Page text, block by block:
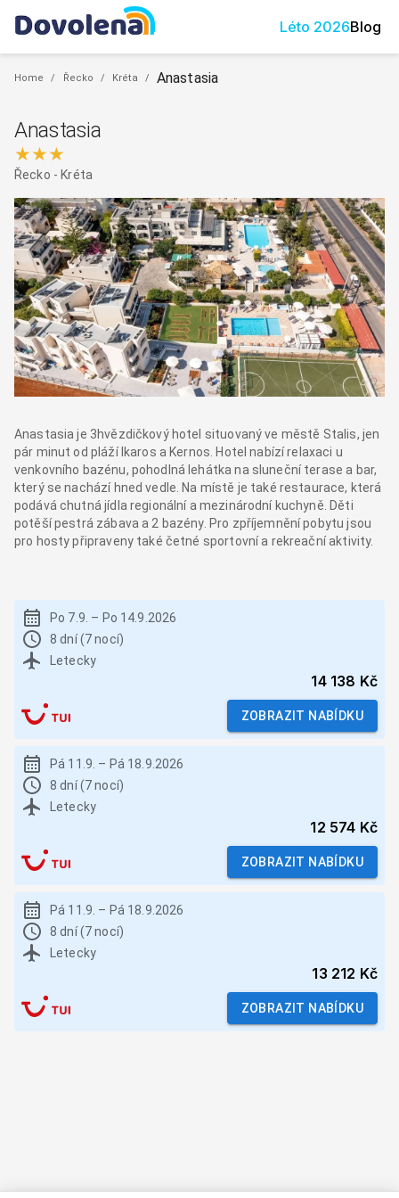
Léto 2026Blog
Home / Řecko / Kréta / Anastasia
Anastasia
★★★
Řecko - Kréta
Anastasia je 3hvězdičkový hotel situovaný ve městě Stalis, jen
pár minut od pláží Ikaros a Kernos. Hotel nabízí relaxaci u
venkovního bazénu, pohodlná lehátka na sluneční terase a bar,
který se nachází hned vedle. Na místě je také restaurace, která
podává chutná jídla regionální a mezinárodní kuchyně. Děti
potěší pestrá zábava a 2 bazény. Pro zpříjemnění pobytu jsou
pro hosty připraveny také četné sportovní a rekreační aktivity.
Po 7.9. – Po 14.9.2026
8 dní (7 nocí)
Letecky
14 138 Kč
ZOBRAZIT NABÍDKU
Pá 11.9. – Pá 18.9.2026
8 dní (7 nocí)
Letecky
12 574 Kč
ZOBRAZIT NABÍDKU
Pá 11.9. – Pá 18.9.2026
8 dní (7 nocí)
Letecky
13 212 Kč
ZOBRAZIT NABÍDKU